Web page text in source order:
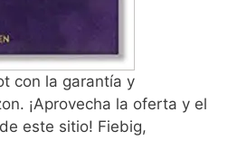
con la garantía y
¡Aprovecha la oferta y el
este sitio! Fiebig,